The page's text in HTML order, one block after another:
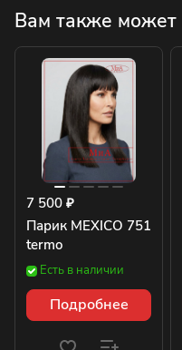
Вам также может
7 500 ₽
Парик MEXICO 751
termo
Есть в наличии
Подробнее